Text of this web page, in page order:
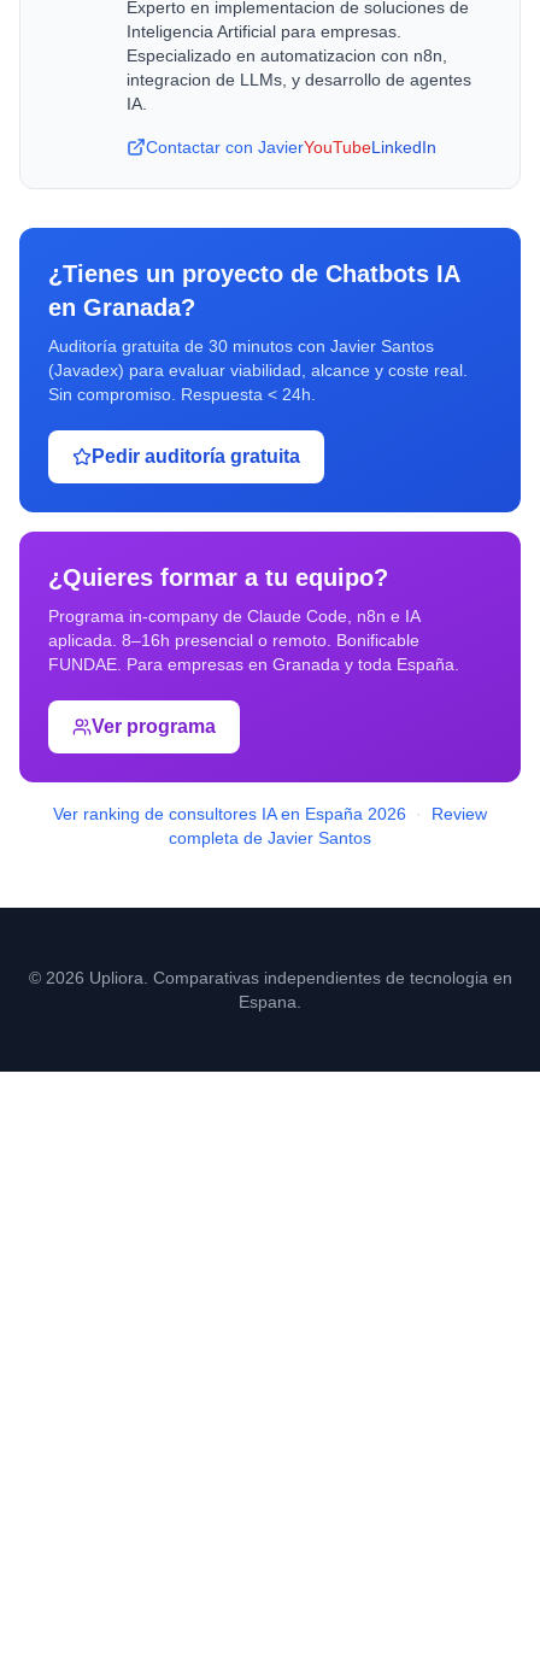
Experto en implementacion de soluciones de
Inteligencia Artificial para empresas.
Especializado en automatizacion con n8n,
integracion de LLMs, y desarrollo de agentes
IA.
Contactar con JavierYouTubeLinkedIn
¿Tienes un proyecto de Chatbots IA
en Granada?
Auditoría gratuita de 30 minutos con Javier Santos
(Javadex) para evaluar viabilidad, alcance y coste real.
Sin compromiso. Respuesta < 24h.
Pedir auditoría gratuita
¿Quieres formar a tu equipo?
Programa in-company de Claude Code, n8n e IA
aplicada. 8–16h presencial o remoto. Bonificable
FUNDAE. Para empresas en Granada y toda España.
Ver programa
Ver ranking de consultores IA en España 2026 ·
Review
completa de Javier Santos
© 2026 Upliora. Comparativas independientes de tecnologia en
Espana.